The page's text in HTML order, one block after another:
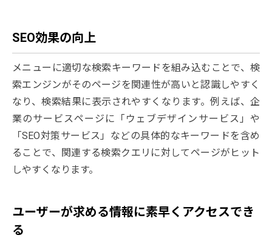
SEO効果の向上
メニューに適切な検索キーワードを組み込むことで、検
索エンジンがそのページを関連性が高いと認識しやすく
なり、検索結果に表示されやすくなります。例えば、企
業のサービスページに「ウェブデザインサービス」や
「SEO対策サービス」などの具体的なキーワードを含め
ることで、関連する検索クエリに対してページがヒット
しやすくなります。
ユーザーが求める情報に素早くアクセスでき
る